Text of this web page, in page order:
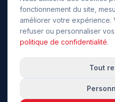
Nos partenaires
Recrutement
Mentions légales
fonctionnement du site,
améliorer votre expérience.
refuser ou personnaliser
politique de confidentialité.
Tout